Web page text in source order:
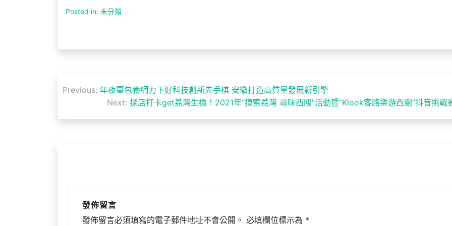
Posted in: 未分類
文
導
Previous: 年夜臺包養網力下好科技創新先手棋 安徽打造高質量發展新引擎
Next: 探店打卡get荔灣生機！2021年“摸索荔灣 尋味西關”活動暨“Klook客路樂游西關”抖音挑戰
發佈留言
發佈留言必須填寫的電子郵件地址不會公開。 必填欄位標示為 *